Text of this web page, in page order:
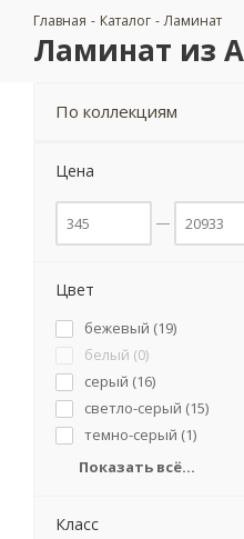
Главная - Каталог - Ламинат
Ламинат из
По коллекциям
Цена
Цвет
бежевый (19)
белый (0)
серый (16)
светло-серый (15)
темно-серый (1)
Показать всё...
Класс